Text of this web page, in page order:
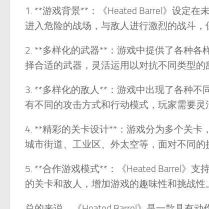
1. **游戏背景**：《Heated Barrel》设定
进入危险的战场，与敌人进行激烈的战斗，
2. **多样化的武器**：游戏中提供了各种各
择合适的武器，灵活运用以对抗不同类型的
3. **多样化的敌人**：游戏中出现了各种不
有不同的攻击方式和行动模式，玩家需要灵
4. **精彩的关卡设计**：游戏分为多个关卡
城市街道、工业区、外太空等，面对不同的
5. **合作游戏模式**：《Heated Barrel》支
的关卡和敌人，增加游戏的趣味性和挑战性。